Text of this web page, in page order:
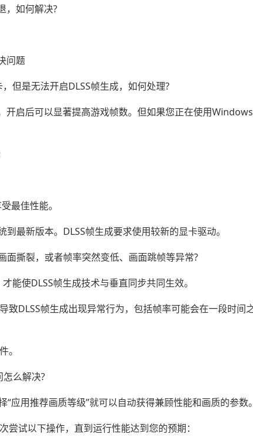
，如何解决?
问题
但是无法开启DLSS帧生成，如何处理?
开启后可以显著提高游戏帧数。但如果您正在使用
最佳性能。
最新版本。DLSS帧生成要求使用较新的显卡驱动。
面撕裂，或者帧率突然变低、画面跳帧等异常?
能使DLSS帧生成技术与垂直同步共同生效。
致DLSS帧生成出现异常行为，包括帧率可能会在一段时间
。
么解决?
应用推荐画质等级”就可以自动获得兼顾性能和画质的参数。
试以下操作，直到运行性能达到您的预期：